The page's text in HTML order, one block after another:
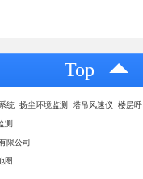
Top
统 扬尘环境监测 塔吊风速仪 楼层呼
测
限公司
图